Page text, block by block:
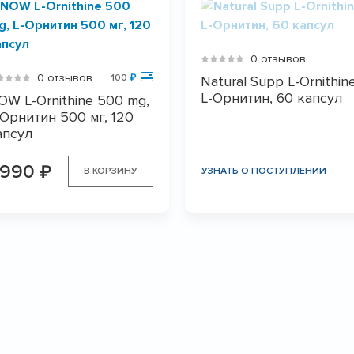
0 отзывов 100 ₽
L-Ornithine 500 mg,
500 мг, 120
₽ В КОРЗИНУ
0 отзывов
Natural Supp L-
L-Орнитин, 60 капсул
УЗНАТЬ О ПОСТУПЛЕНИИ